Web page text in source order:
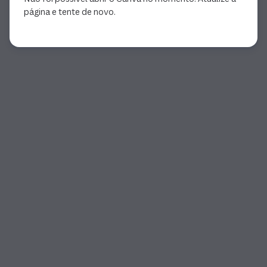
página e tente de novo.